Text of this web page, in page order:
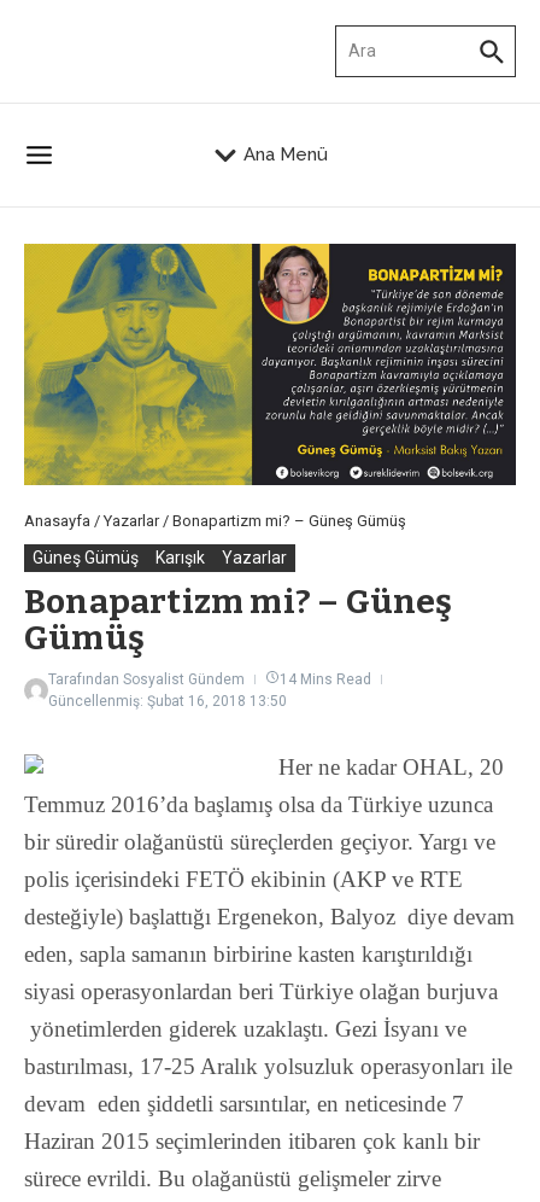
Ana Menü
Anasayfa /Yazarlar/ Bonapartizm mi? – Güneş Gümüş
Güneş Gümüş Karışık Yazarlar
Bonapartizm mi? – Güneş
Gümüş
Tarafından Sosyalist Gündem
14 Mins Read
Güncellenmiş: Şubat 16, 2018 13:50
Her ne kadar OHAL, 20
Temmuz 2016’da başlamış olsa da Türkiye uzunca
bir süredir olağanüstü süreçlerden geçiyor. Yargı ve
polis içerisindeki FETÖ ekibinin (AKP ve RTE
desteğiyle) başlattığı Ergenekon, Balyoz diye devam
eden, sapla samanın birbirine kasten karıştırıldığı
siyasi operasyonlardan beri Türkiye olağan burjuva
yönetimlerden giderek uzaklaştı. Gezi İsyanı ve
bastırılması, 17-25 Aralık yolsuzluk operasyonları ile
devam eden şiddetli sarsıntılar, en neticesinde 7
Haziran 2015 seçimlerinden itibaren çok kanlı bir
sürece evrildi. Bu olağanüstü gelişmeler zirve